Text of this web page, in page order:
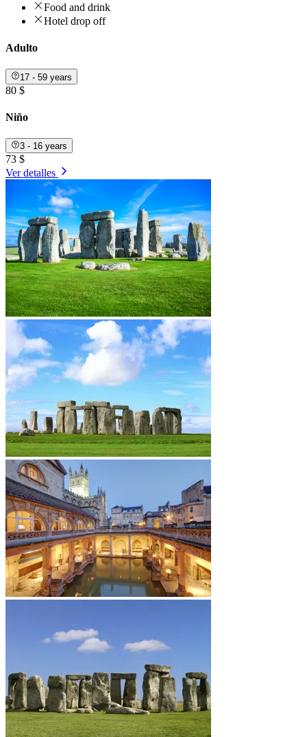
Food and drink
Hotel drop off
Adulto
17 - 59 years
80 $
Niño
3 - 16 years
73 $
Ver detalles